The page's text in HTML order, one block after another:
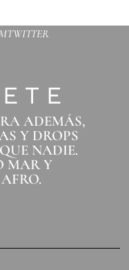
TWITTER
ADEMÁS,
Y DROPS
NADIE.
MAR Y